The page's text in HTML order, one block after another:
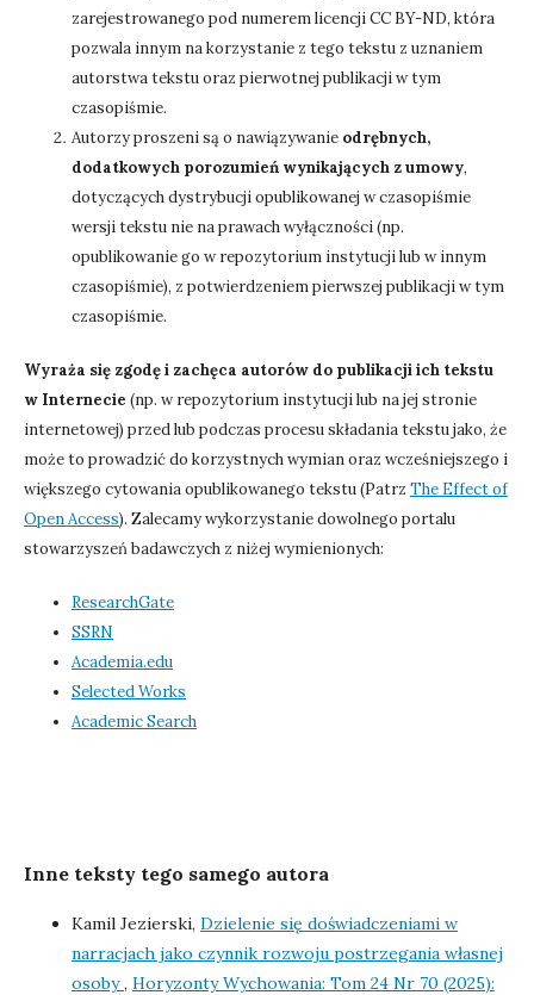
zarejestrowanego pod numerem licencji CC BY-ND, która
pozwala innym na korzystanie z tego tekstu z uznaniem
autorstwa tekstu oraz pierwotnej publikacji w tym
czasopiśmie.
Autorzy proszeni są o nawiązywanie odrębnych,
dodatkowych porozumień wynikających z umowy,
dotyczących dystrybucji opublikowanej w czasopiśmie
wersji tekstu nie na prawach wyłączności (np.
opublikowanie go w repozytorium instytucji lub w innym
czasopiśmie), z potwierdzeniem pierwszej publikacji w tym
czasopiśmie.
Wyraża się zgodę i zachęca autorów do publikacji ich tekstu
w Internecie (np. w repozytorium instytucji lub na jej stronie
internetowej) przed lub podczas procesu składania tekstu jako, że
może to prowadzić do korzystnych wymian oraz wcześniejszego i
większego cytowania opublikowanego tekstu (Patrz The Effect of
Open Access). Zalecamy wykorzystanie dowolnego portalu
stowarzyszeń badawczych z niżej wymienionych:
ResearchGate
SSRN
Academia.edu
Selected Works
Academic Search
Inne teksty tego samego autora
Kamil Jezierski, Dzielenie się doświadczeniami w
narracjach jako czynnik rozwoju postrzegania własnej
osoby, Horyzonty Wychowania: Tom 24 Nr 70 (2025):